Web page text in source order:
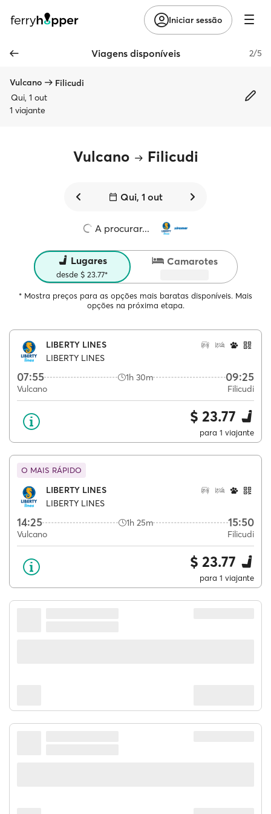
Iniciar sessão
Viagens disponíveis 2/5
Vulcano
Filicudi
Qui, 1 out
1 viajante
Vulcano Filicudi
Qui, 1 out
A procurar...
Lugares
desde $ 23.77*
Camarotes
* Mostra preços para as opções mais baratas disponíveis. Mais
opções na próxima etapa.
LIBERTY LINES
LIBERTY LINES
07:55 1h 30m 09:25
Vulcano Filicudi
$ 23.77
para 1 viajante
O MAIS RÁPIDO
LIBERTY LINES
LIBERTY LINES
14:25 1h 25m 15:50
Vulcano Filicudi
$ 23.77
para 1 viajante